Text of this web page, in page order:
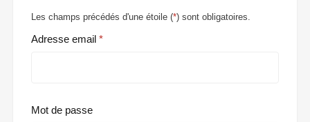
Les champs précédés d'une étoile (*) sont obligatoires.
Adresse email
Mot de passe